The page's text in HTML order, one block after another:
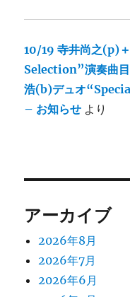
10/19 寺井尚之(p)
Selection”演奏曲目
浩(b)デュオ
– お知らせ より
アーカイブ
2026年8月
2026年7月
2026年6月